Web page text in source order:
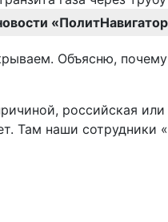
Объясню,
российская
Там наши сотрудники